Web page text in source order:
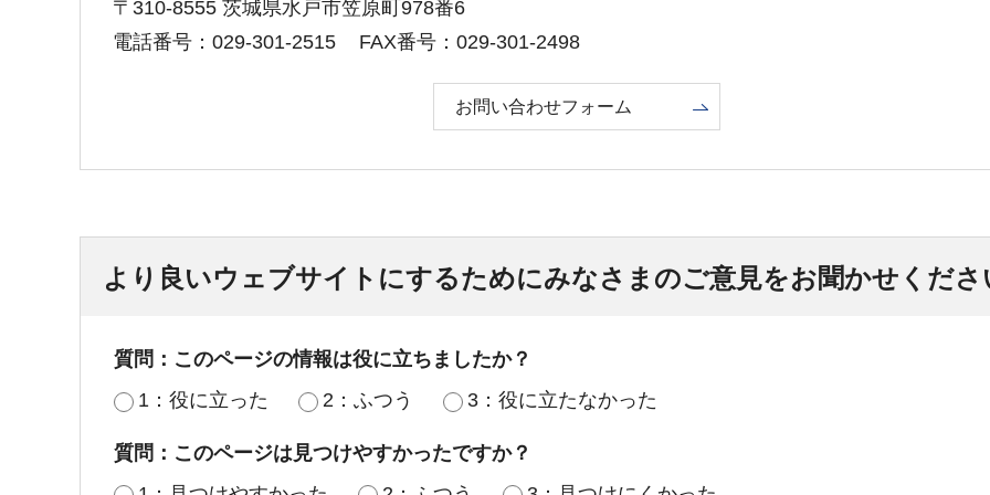
〒310-8555 茨城県水戸市笠原町978番6
電話番号：029-301-2515
FAX番号：029-301-2498
お問い合わせフォーム
より良いウェブサイトにするためにみなさまのご意見をお聞かせくださ
質問：このページの情報は役に立ちましたか？
1：役に立った
2：ふつう 3：役に立たなかった
質問：このページは見つけやすかったですか？